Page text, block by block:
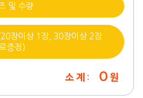
및 수량
장이상 1장, 30장이상 2장
증정)
소 계 : 0원